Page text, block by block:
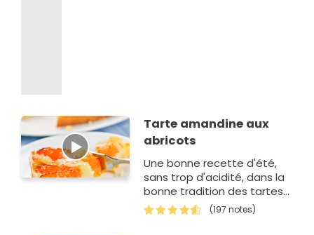
Tarte amandine aux
abricots
Une bonne recette d'été,
sans trop d'acidité, dans la
bonne tradition des tartes
familiales.
(197 notes)